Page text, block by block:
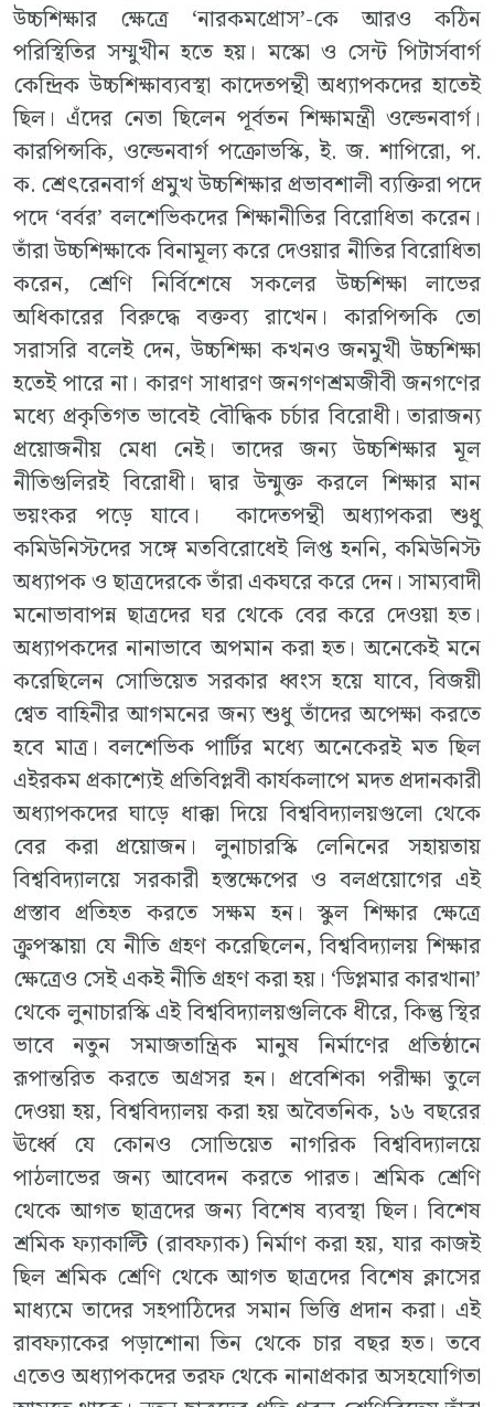
উচ্চশিক্ষার ক্ষেত্রে ‘নারকমপ্রোস’-কে আরও কঠিন
পরিস্থিতির সম্মুখীন হতে হয়। মস্কো ও সেন্ট পিটার্সবার্গ
কেন্দ্রিক উচ্চশিক্ষাব্যবস্থা কাদেতপন্থী অধ্যাপকদের হাতেই
ছিল। এঁদের নেতা ছিলেন পূর্বতন শিক্ষামন্ত্রী ওল্ডেনবার্গ।
কারপিন্সকি, ওল্ডেনবার্গ পক্রোভস্কি, ই. জ. শাপিরো, প.
ক. শ্রেৎরেনবার্গ প্রমুখ উচ্চশিক্ষার প্রভাবশালী ব্যক্তিরা পদে
পদে ‘বর্বর’ বলশেভিকদের শিক্ষানীতির বিরোধিতা করেন।
তাঁরা উচ্চশিক্ষাকে বিনামূল্য করে দেওয়ার নীতির বিরোধিতা
করেন, শ্রেণি নির্বিশেষে সকলের উচ্চশিক্ষা লাভের
অধিকারের বিরুদ্ধে বক্তব্য রাখেন। কারপিন্সকি তো
সরাসরি বলেই দেন, উচ্চশিক্ষা কখনও জনমুখী উচ্চশিক্ষা
হতেই পারে না। কারণ সাধারণ জনগণশ্রমজীবী জনগণের
মধ্যে প্রকৃতিগত ভাবেই বৌদ্ধিক চর্চার বিরোধী। তারাজন্য
প্রয়োজনীয় মেধা নেই। তাদের জন্য উচ্চশিক্ষার মূল
নীতিগুলিরই বিরোধী। দ্বার উন্মুক্ত করলে শিক্ষার মান
ভয়ংকর পড়ে যাবে। কাদেতপন্থী অধ্যাপকরা শুধু
কমিউনিস্টদের সঙ্গে মতবিরোধেই লিপ্ত হননি, কমিউনিস্ট
অধ্যাপক ও ছাত্রদেরকে তাঁরা একঘরে করে দেন। সাম্যবাদী
মনোভাবাপন্ন ছাত্রদের ঘর থেকে বের করে দেওয়া হত।
অধ্যাপকদের নানাভাবে অপমান করা হত। অনেকেই মনে
করেছিলেন সোভিয়েত সরকার ধ্বংস হয়ে যাবে, বিজয়ী
শ্বেত বাহিনীর আগমনের জন্য শুধু তাঁদের অপেক্ষা করতে
হবে মাত্র। বলশেভিক পার্টির মধ্যে অনেকেরই মত ছিল
এইরকম প্রকাশ্যেই প্রতিবিপ্লবী কার্যকলাপে মদত প্রদানকারী
অধ্যাপকদের ঘাড়ে ধাক্কা দিয়ে বিশ্ববিদ্যালয়গুলো থেকে
বের করা প্রয়োজন। লুনাচারস্কি লেনিনের সহায়তায়
বিশ্ববিদ্যালয়ে সরকারী হস্তক্ষেপের ও বলপ্রয়োগের এই
প্রস্তাব প্রতিহত করতে সক্ষম হন। স্কুল শিক্ষার ক্ষেত্রে
ক্রুপস্কায়া যে নীতি গ্রহণ করেছিলেন, বিশ্ববিদ্যালয় শিক্ষার
ক্ষেত্রেও সেই একই নীতি গ্রহণ করা হয়। ‘ডিপ্লমার কারখানা’
থেকে লুনাচারস্কি এই বিশ্ববিদ্যালয়গুলিকে ধীরে, কিন্তু স্থির
ভাবে নতুন সমাজতান্ত্রিক মানুষ নির্মাণের প্রতিষ্ঠানে
রূপান্তরিত করতে অগ্রসর হন। প্রবেশিকা পরীক্ষা তুলে
দেওয়া হয়, বিশ্ববিদ্যালয় করা হয় অবৈতনিক, ১৬ বছরের
ঊর্ধ্বে যে কোনও সোভিয়েত নাগরিক বিশ্ববিদ্যালয়ে
পাঠলাভের জন্য আবেদন করতে পারত। শ্রমিক শ্রেণি
থেকে আগত ছাত্রদের জন্য বিশেষ ব্যবস্থা ছিল। বিশেষ
শ্রমিক ফ্যাকাল্টি (রাবফ্যাক) নির্মাণ করা হয়, যার কাজই
ছিল শ্রমিক শ্রেণি থেকে আগত ছাত্রদের বিশেষ ক্লাসের
মাধ্যমে তাদের সহপাঠিদের সমান ভিত্তি প্রদান করা। এই
রাবফ্যাকের পড়াশোনা তিন থেকে চার বছর হত। তবে
এতেও অধ্যাপকদের তরফ থেকে নানাপ্রকার অসহযোগিতা